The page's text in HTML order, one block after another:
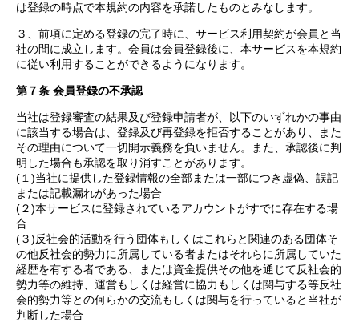
は登録の時点で本規約の内容を承諾したものとみなします。
３、前項に定める登録の完了時に、サービス利用契約が会員と当
社の間に成立します。会員は会員登録後に、本サービスを本規約
に従い利用することができるようになります。
第７条 会員登録の不承認
当社は登録審査の結果及び登録申請者が、以下のいずれかの事由
に該当する場合は、登録及び再登録を拒否することがあり、また
その理由について一切開示義務を負いません。また、承認後に判
明した場合も承認を取り消すことがあります。
(１)当社に提供した登録情報の全部または一部につき虚偽、誤記
または記載漏れがあった場合
(２)本サービスに登録されているアカウントがすでに存在する場
合
(３)反社会的活動を行う団体もしくはこれらと関連のある団体そ
の他反社会的勢力に所属している者またはそれらに所属していた
経歴を有する者である、または資金提供その他を通じて反社会的
勢力等の維持、運営もしくは経営に協力もしくは関与する等反社
会的勢力等との何らかの交流もしくは関与を行っていると当社が
判断した場合